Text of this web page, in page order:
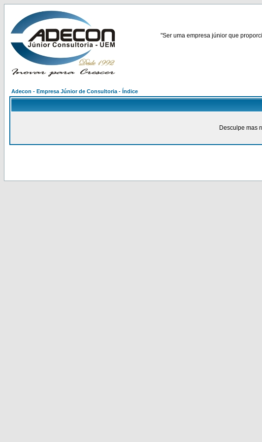
"Ser uma empresa júnior que
Adecon - Empresa Júnior de Consultoria - Índice
Desculpe mas